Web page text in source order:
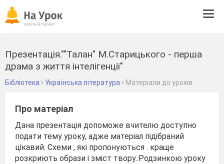
Презентація.""Талан" М.Старицького - перша
драма з життя інтелігенції"
Бібліотека Українська література Матеріали до уроків
Про матеріал
Дана презентація допоможе вчителю доступно
подати тему уроку, адже матеріал підібраний
цікавий. Схеми , які пропонуються . краще
розкриють образи і зміст твору..Родзинкою уроку